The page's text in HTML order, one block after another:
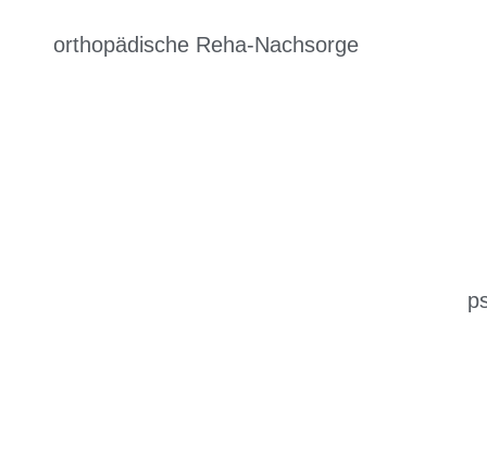
orthopädische Reha-Nachsorge